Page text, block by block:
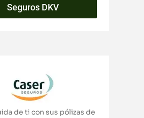
Seguros DKV
de ti con sus pólizas de